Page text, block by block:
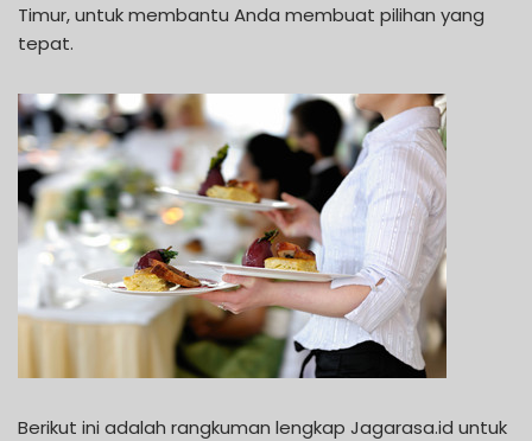
Timur, untuk membantu Anda membuat pilihan yang
tepat.
Berikut ini adalah rangkuman lengkap Jagarasa.id untuk